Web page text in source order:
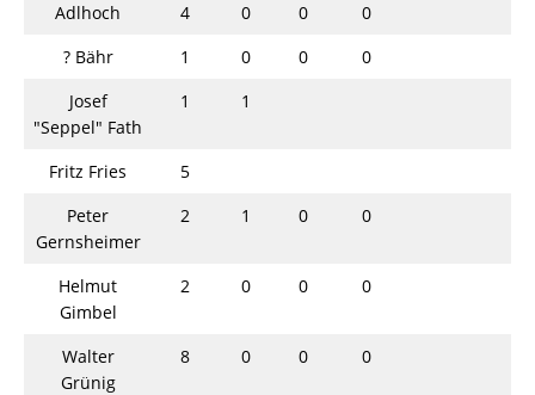
Adlhoch 4 0 0
0
? Bähr
1 0 0
0
Josef
"Seppel" Fath
1 1
Fritz Fries
5
Peter
Gernsheimer
2 1 0 0
Helmut
Gimbel
2 0 0 0
Walter
Grünig
8 0 0 0